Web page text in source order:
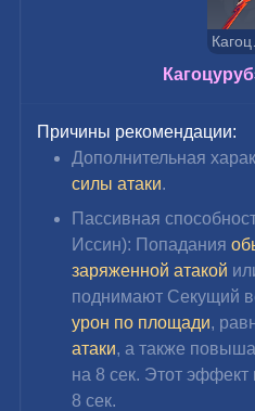
Причины рекомендации:
Дополнительная
силы атаки.
Пассивная
Иссин): Попадания
заряженной атакой
поднимают Секущий
урон по площади,
атаки, а также
на 8 сек. Этот эффект
8 сек.